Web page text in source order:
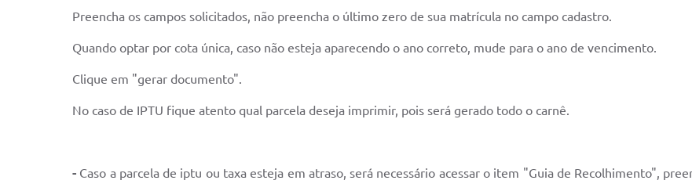
Preencha os campos solicitados, não preencha o último zero de sua matrícula no campo cadastro.
Quando optar por cota única, caso não esteja aparecendo o ano correto, mude para o ano de vencimento.
Clique em "gerar documento".
No caso de IPTU fique atento qual parcela deseja imprimir, pois será gerado todo o carnê.
- Caso a parcela de iptu ou taxa esteja em atraso, será necessário acessar o item "Guia de Recolhimento",